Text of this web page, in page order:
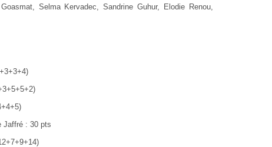
Selma Kervadec, Sandrine Guhur, Elodie Renou,
Jaffré : 30 pts